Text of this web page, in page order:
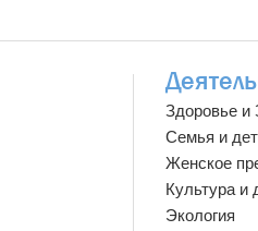
Здоровье
Семья и
Женское
Культура и
Экология